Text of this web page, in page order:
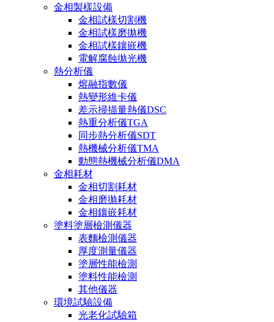
金相製樣設備
金相試樣切割機
金相試樣磨拋機
金相試樣鑲嵌機
電解腐蝕拋光機
熱分析儀
熔融指數儀
熱變形維卡儀
差示掃描量熱儀DSC
熱重分析儀TGA
同步熱分析儀SDT
熱機械分析儀TMA
動態熱機械分析儀DMA
金相耗材
金相切割耗材
金相磨拋耗材
金相鑲嵌耗材
塗料塗層檢測儀器
表麵檢測儀器
厚度測量儀器
塗層性能檢測
塗料性能檢測
其他儀器
環境試驗設備
光老化試驗箱